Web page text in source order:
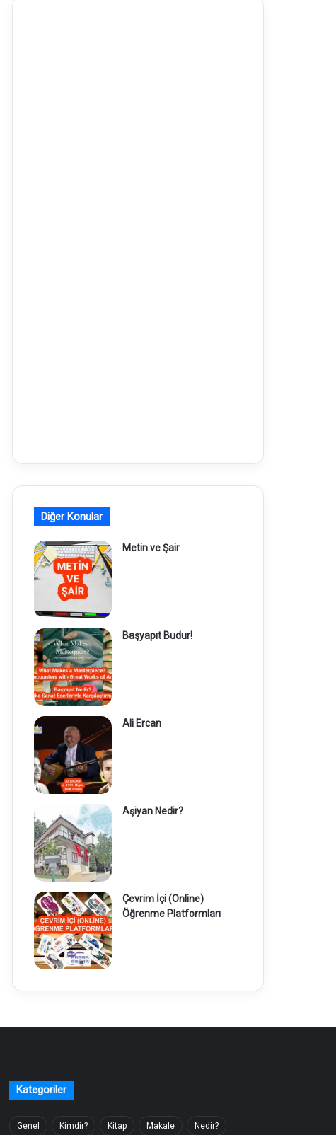
Diğer Konular
Metin ve Şair
Başyapıt Budur!
Ali Ercan
Aşiyan Nedir?
Çevrim İçi (Online)
Öğrenme Platformları
Kategoriler
Genel Kimdir? Kitap Makale Nedir?